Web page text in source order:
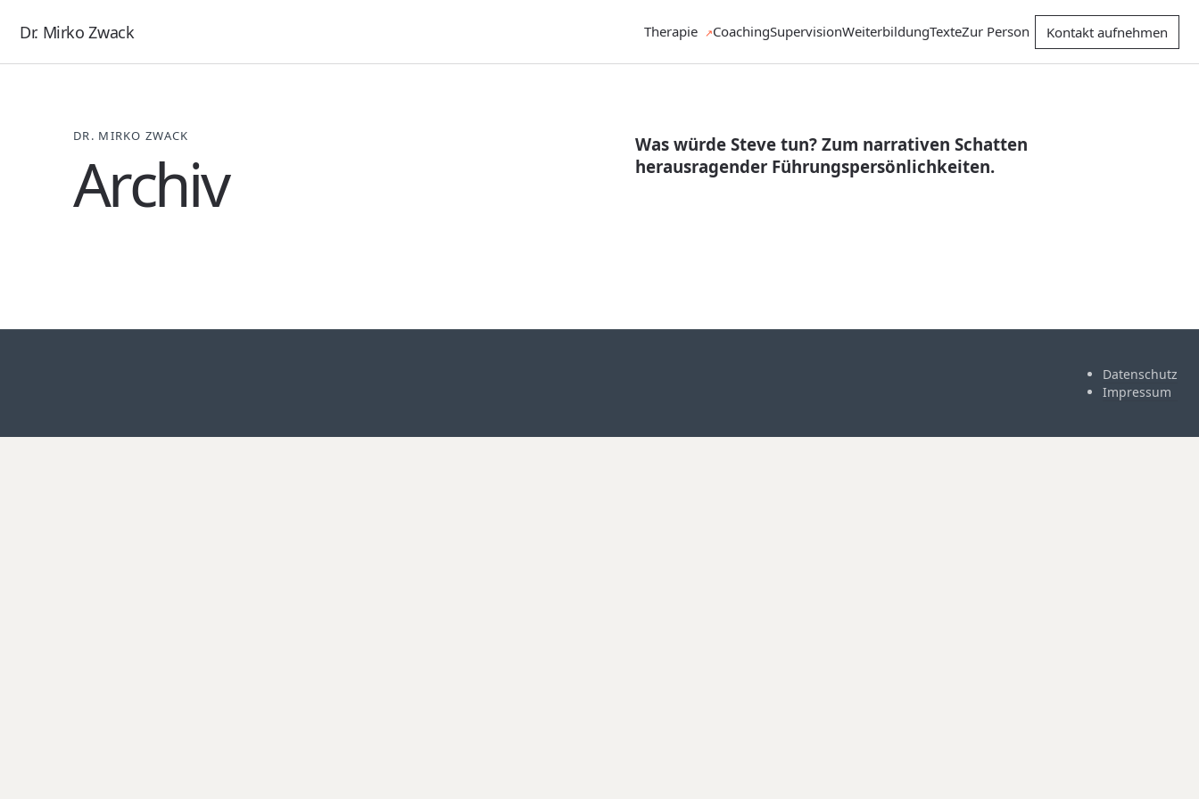
Dr. Mirko Zwack Therapie CoachingSupervisionWeiterbildungTexteZur Person Kontakt aufnehmen
DR. MIRKO ZWACK
Archiv
Was würde Steve tun? Zum narrativen Schatten
herausragender Führungspersönlichkeiten.
Datenschutz
Impressum